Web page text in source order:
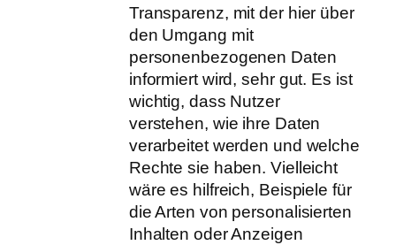
Transparenz, mit der hier über
den Umgang mit
personenbezogenen Daten
informiert wird, sehr gut. Es ist
wichtig, dass Nutzer
verstehen, wie ihre Daten
verarbeitet werden und welche
Rechte sie haben. Vielleicht
wäre es hilfreich, Beispiele für
die Arten von personalisierten
Inhalten oder Anzeigen